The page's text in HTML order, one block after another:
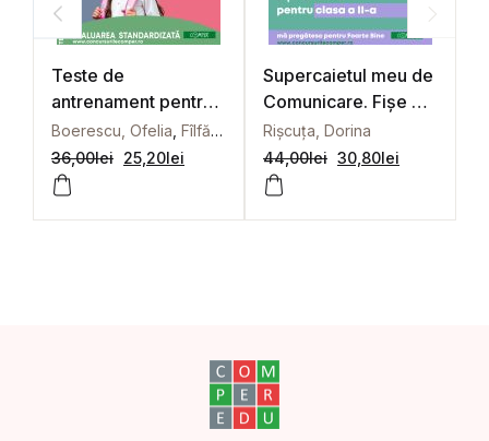
Teste de
antrenament pentru
Concursul școlar
național COMPER,
Comunicare în limba
Boerescu, Ofelia Fîlfănescu, Constantin ,Fîlfănescu, Iuliana
36,00lei 25,20lei
Supercaietul meu de
Comunicare. Fișe de
lucru pentru clasa a
II-a
Rișcuța, Dorina
44,00lei 30,80lei